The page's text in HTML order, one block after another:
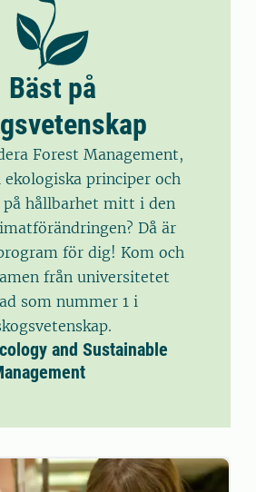
Bäst på
Forest Management,
principer och
på hållbarhet mitt i den
Då är
för dig! Kom och
från universitetet
som nummer 1 i
and Sustainable